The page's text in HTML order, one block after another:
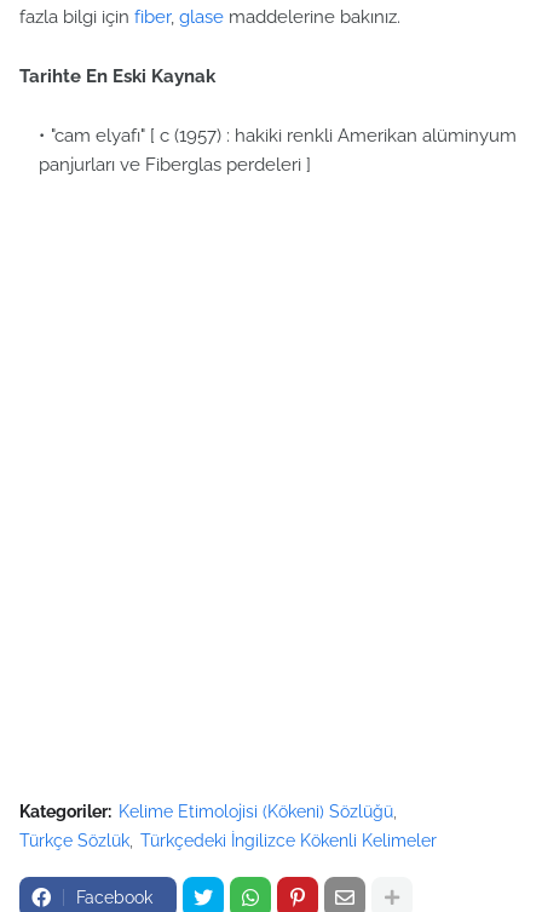
fazla bilgi için fiber, glase maddelerine bakınız.
Tarihte En Eski Kaynak
"cam elyafı" [ c (1957) : hakiki renkli Amerikan alüminyum
panjurları ve Fiberglas perdeleri ]
Kategoriler: Kelime Etimolojisi (Kökeni) Sözlüğü
Türkçe Sözlük Türkçedeki İngilizce Kökenli Kelimeler
Facebook